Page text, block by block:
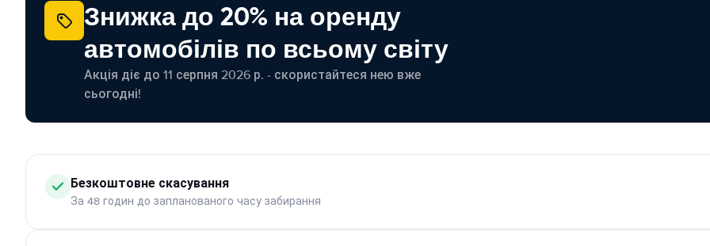
Знижка до 20% на оренду
автомобілів по всьому світу
Акція діє до 11 серпня 2026 р. - скористайтеся нею вже
сьогодні!
Безкоштовне скасування
За 48 годин до запланованого часу забирання